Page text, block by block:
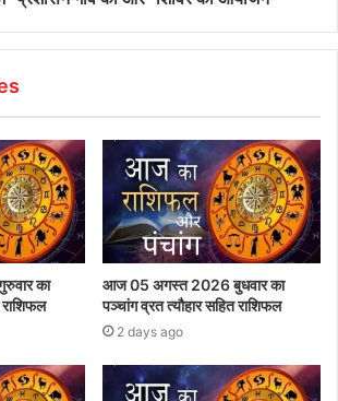
का
राशिफल
आज 05 अगस्त 2026 बुधवार का
पञ्चांग व्रत त्यौहार सहित राशिफल
2 days ago